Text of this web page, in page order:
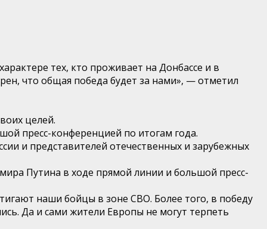
тех, кто проживает на Донбассе и в
что общая победа будет за нами», — отметил
целей.
пресс-конференцией по итогам года.
и представителей отечественных и зарубежных
Путина в ходе прямой линии и большой пресс-
наши бойцы в зоне СВО. Более того, в победу
Да и сами жители Европы не могут терпеть